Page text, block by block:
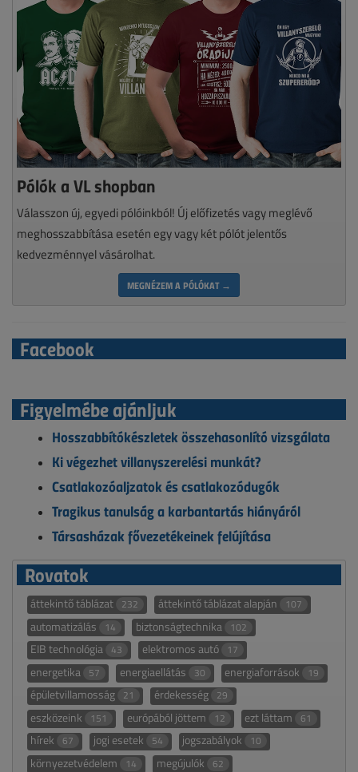
Pólók a VL shopban
Válasszon új, egyedi pólóinkból! Új előfizetés vagy meglévő
meghosszabbítása esetén egy vagy két pólót jelentős
kedvezménnyel vásárolhat.
MEGNÉZEM A PÓLÓKAT →
Facebook
Figyelmébe ajánljuk
Hosszabbítókészletek összehasonlító vizsgálata
Ki végezhet villanyszerelési munkát?
Csatlakozóaljzatok és csatlakozódugók
Tragikus tanulság a karbantartás hiányáról
Társasházak fővezetékeinek felújítása
Rovatok
áttekintő táblázat 232 áttekintő táblázat alapján 107
automatizálás 14 biztonságtechnika 102
EIB technológia 43 elektromos autó 17
energetika 57 energiaellátás 30 energiaforrások 19
épületvillamosság 21 érdekesség 29
eszközeink 151 európából jöttem 12 ezt láttam 61
hírek 67 jogi esetek 54 jogszabályok 10
környezetvédelem 14 megújulók 62